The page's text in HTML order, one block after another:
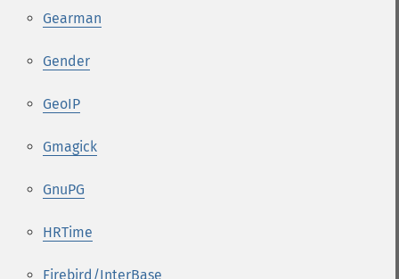
Gearman
Gender
GeoIP
Gmagick
GnuPG
HRTime
Firebird/InterBase